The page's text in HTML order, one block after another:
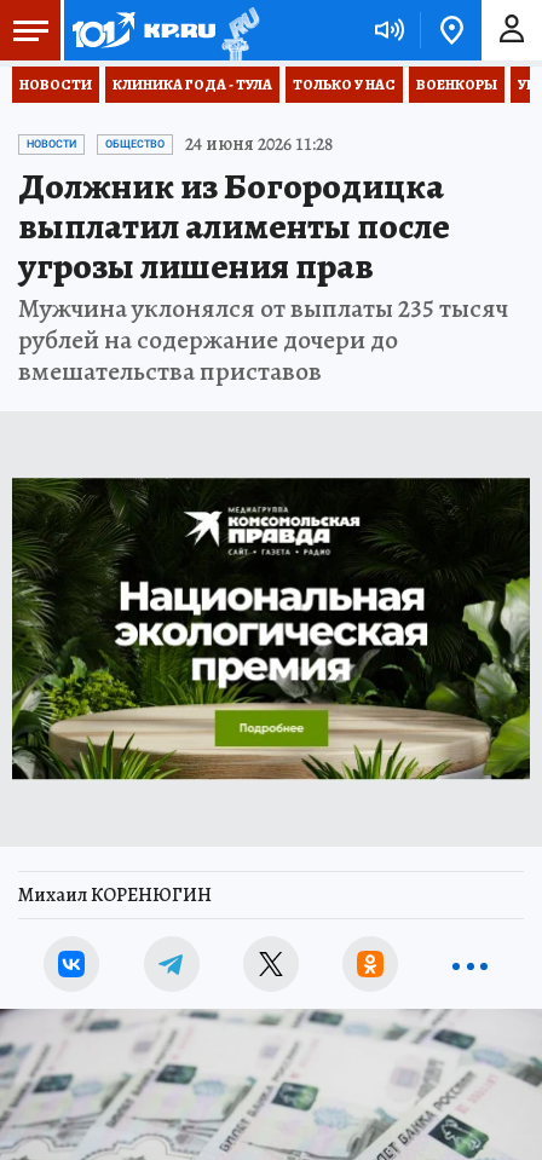
НОВОСТИ КЛИНИКА ГОДА - ТУЛА ТОЛЬКО У НАС ВОЕНКОРЫ
НОВОСТИ ОБЩЕСТВО 24 июня 2026 11:28
Должник из Богородицка
выплатил алименты после
угрозы лишения прав
Мужчина уклонялся от выплаты 235 тысяч
рублей на содержание дочери до
вмешательства приставов
Михаил КОРЕНЮГИН